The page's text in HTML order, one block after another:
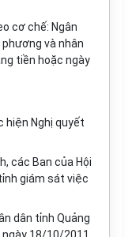
cơ chế: Ngân
và nhân
tiền hoặc ngày
hiện Nghị quyết
các Ban của Hội
giám sát việc
dân tỉnh Quảng